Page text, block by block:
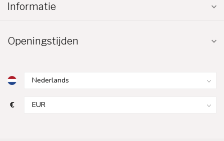
Informatie
Openingstijden
€